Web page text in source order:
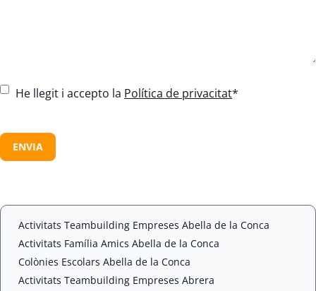
C
s
e
*
He llegit i accepto la Política de privacitat*
A
P
H
Activitats Teambuilding Empreses Abella de la Conca
Activitats Família Amics Abella de la Conca
Colònies Escolars Abella de la Conca
Activitats Teambuilding Empreses Abrera